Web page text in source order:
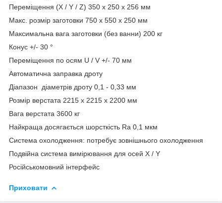
Переміщення (X / Y / Z) 350 x 250 x 256 мм
Макс. розмір заготовки 750 x 550 x 250 мм
Максимальна вага заготовки (без ванни) 200 кг
Конус +/- 30 °
Переміщення по осям U / V +/- 70 мм
Автоматична заправка дроту
Діапазон діаметрів дроту 0,1 - 0,33 мм
Розмір верстата 2215 x 2215 x 2200 мм
Вага верстата 3600 кг
Найкраща досягається шорсткість Ra 0,1 мкм
Система охолодження: потребує зовнішнього охолодження
Подвійна система вимірювання для осей X / Y
Російськомовний інтерфейс
Приховати